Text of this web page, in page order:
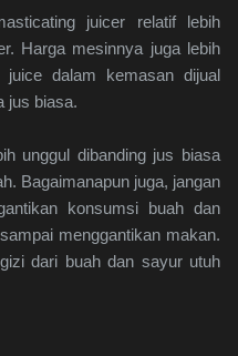
juicer relatif lebih
Harga mesinnya juga lebih
juice dalam kemasan dijual
jus biasa.
unggul dibanding jus biasa
Bagaimanapun juga, jangan
konsumsi buah dan
menggantikan makan.
dari buah dan sayur utuh